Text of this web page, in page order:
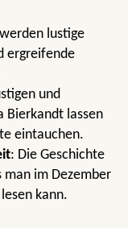
lustige
ergreifende
und
Bierkandt lassen
eintauchen.
: Die Geschichte
im Dezember
kann.